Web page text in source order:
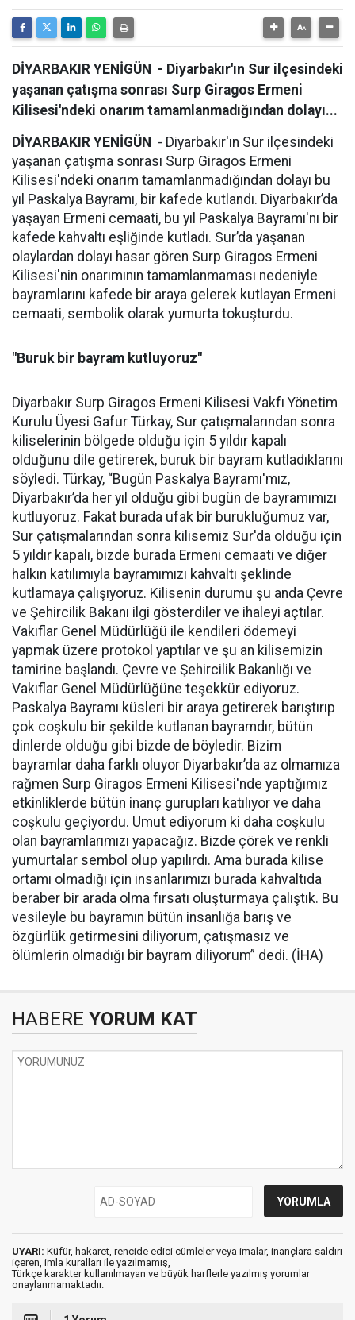
DİYARBAKIR YENİGÜN - Diyarbakır'ın Sur ilçesindeki
yaşanan çatışma sonrası Surp Giragos Ermeni
Kilisesi'ndeki onarım tamamlanmadığından dolayı...
DİYARBAKIR YENİGÜN - Diyarbakır'ın Sur ilçesindeki
yaşanan çatışma sonrası Surp Giragos Ermeni
Kilisesi'ndeki onarım tamamlanmadığından dolayı bu
yıl Paskalya Bayramı, bir kafede kutlandı. Diyarbakır’da
yaşayan Ermeni cemaati, bu yıl Paskalya Bayramı'nı bir
kafede kahvaltı eşliğinde kutladı. Sur’da yaşanan
olaylardan dolayı hasar gören Surp Giragos Ermeni
Kilisesi'nin onarımının tamamlanmaması nedeniyle
bayramlarını kafede bir araya gelerek kutlayan Ermeni
cemaati, sembolik olarak yumurta tokuşturdu.
"Buruk bir bayram kutluyoruz"
Diyarbakır Surp Giragos Ermeni Kilisesi Vakfı Yönetim
Kurulu Üyesi Gafur Türkay, Sur çatışmalarından sonra
kiliselerinin bölgede olduğu için 5 yıldır kapalı
olduğunu dile getirerek, buruk bir bayram kutladıklarını
söyledi. Türkay, “Bugün Paskalya Bayramı'mız,
Diyarbakır’da her yıl olduğu gibi bugün de bayramımızı
kutluyoruz. Fakat burada ufak bir burukluğumuz var,
Sur çatışmalarından sonra kilisemiz Sur'da olduğu için
5 yıldır kapalı, bizde burada Ermeni cemaati ve diğer
halkın katılımıyla bayramımızı kahvaltı şeklinde
kutlamaya çalışıyoruz. Kilisenin durumu şu anda Çevre
ve Şehircilik Bakanı ilgi gösterdiler ve ihaleyi açtılar.
Vakıflar Genel Müdürlüğü ile kendileri ödemeyi
yapmak üzere protokol yaptılar ve şu an kilisemizin
tamirine başlandı. Çevre ve Şehircilik Bakanlığı ve
Vakıflar Genel Müdürlüğüne teşekkür ediyoruz.
Paskalya Bayramı küsleri bir araya getirerek barıştırıp
çok coşkulu bir şekilde kutlanan bayramdır, bütün
dinlerde olduğu gibi bizde de böyledir. Bizim
bayramlar daha farklı oluyor Diyarbakır’da az olmamıza
rağmen Surp Giragos Ermeni Kilisesi'nde yaptığımız
etkinliklerde bütün inanç gurupları katılıyor ve daha
coşkulu geçiyordu. Umut ediyorum ki daha coşkulu
olan bayramlarımızı yapacağız. Bizde çörek ve renkli
yumurtalar sembol olup yapılırdı. Ama burada kilise
ortamı olmadığı için insanlarımızı burada kahvaltıda
beraber bir arada olma fırsatı oluşturmaya çalıştık. Bu
vesileyle bu bayramın bütün insanlığa barış ve
özgürlük getirmesini diliyorum, çatışmasız ve
ölümlerin olmadığı bir bayram diliyorum” dedi. (İHA)
HABERE YORUM KAT
UYARI: Küfür, hakaret, rencide edici cümleler veya imalar, inançlara saldırı
içeren, imla kuralları ile yazılmamış,
Türkçe karakter kullanılmayan ve büyük harflerle yazılmış yorumlar
onaylanmamaktadır.